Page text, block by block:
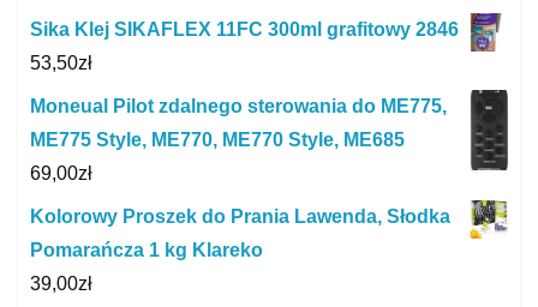
Sika Klej SIKAFLEX 11FC 300ml grafitowy 2846
53,50zł
Moneual Pilot zdalnego sterowania do ME775,
ME775 Style, ME770, ME770 Style, ME685
69,00zł
Kolorowy Proszek do Prania Lawenda, Słodka
Pomarańcza 1 kg Klareko
39,00zł